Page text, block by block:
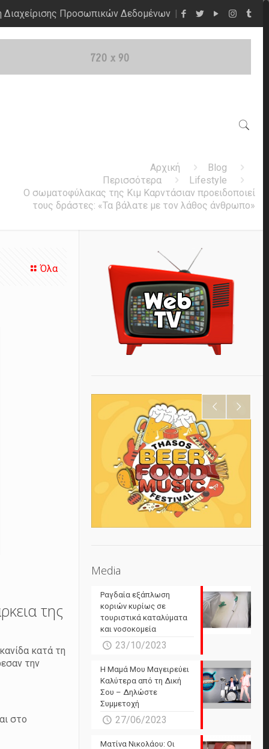
Διαχείρισης Προσωπικών Δεδομένων
Αρχική
Blog
Περισσότερα
Lifestyle
Ο σωματοφύλακας της Κιμ Καρντάσιαν προειδοποιεί
τους δράστες: «Τα βάλατε με τον λάθος άνθρωπο»
Όλα
της
κατά τη
την
στο
Media
Ραγδαία εξάπλωση
κοριών κυρίως σε
τουριστικά καταλύματα
και νοσοκομεία
23/10/2023
Η Μαμά Μου Μαγειρεύει
Καλύτερα από τη Δική
Σου – Δηλώστε
Συμμετοχή
27/06/2023
Ματίνα Νικολάου: Οι